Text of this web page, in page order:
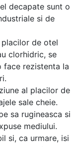
decapate sunt o
si de
placilor de otel
clorhidric, se
face rezistenta la
al placilor de
sale cheie.
sa rugineasca si
mediului.
si, ca urmare, isi